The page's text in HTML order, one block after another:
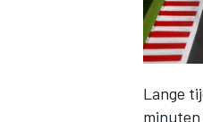
Lange